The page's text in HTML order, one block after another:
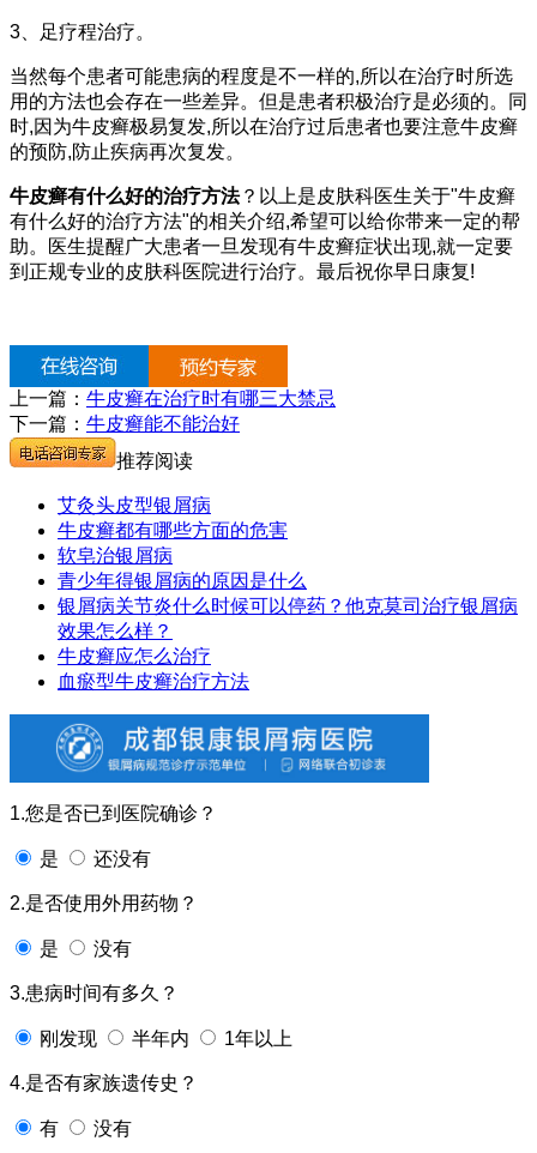
3、足疗程治疗。
当然每个患者可能患病的程度是不一样的,所以在治疗时所选
用的方法也会存在一些差异。但是患者积极治疗是必须的。同
时,因为牛皮癣极易复发,所以在治疗过后患者也要注意牛皮癣
的预防,防止疾病再次复发。
牛皮癣有什么好的治疗方法？以上是皮肤科医生关于"牛皮癣
有什么好的治疗方法"的相关介绍,希望可以给你带来一定的帮
助。医生提醒广大患者一旦发现有牛皮癣症状出现,就一定要
到正规专业的皮肤科医院进行治疗。最后祝你早日康复!
上一篇： 牛皮癣在治疗时有哪三大禁忌
下一篇： 牛皮癣能不能治好
推荐阅读
艾灸头皮型银屑病
牛皮癣都有哪些方面的危害
软皂治银屑病
青少年得银屑病的原因是什么
银屑病关节炎什么时候可以停药？他克莫司治疗银屑病
效果怎么样？
牛皮癣应怎么治疗
血瘀型牛皮癣治疗方法
1.您是否已到医院确诊？
是 还没有
2.是否使用外用药物？
是 没有
3.患病时间有多久？
刚发现 半年内 1年以上
4.是否有家族遗传史？
有 没有